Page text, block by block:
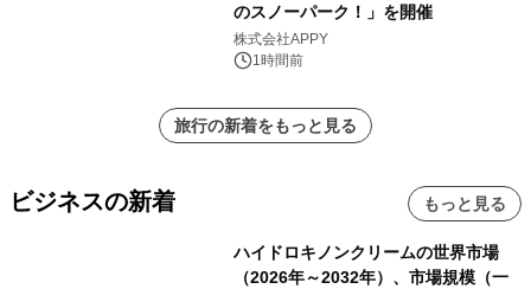
のスノーパーク！」を開催
株式会社APPY
1時間前
旅行の新着をもっと見る
ビジネスの新着 もっと見る
ハイドロキノンクリームの世界市場
（2026年～2032年）、市場規模（一